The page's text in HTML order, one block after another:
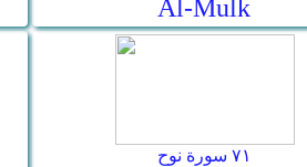
Al-Mulk
٧١ سورة نوح